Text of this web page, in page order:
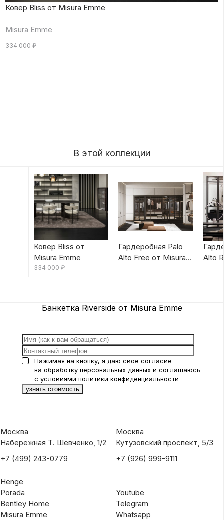
Ковер Bliss от Misura Emme
Misura Emme
334 000 ₽
В этой коллекции
Ковер Bliss от
Misura Emme
334 000 ₽
Гардеробная Palo
Alto Free от Misura
Alto
Банкетка Riverside от Misura Emme
Нажимая на кнопку, я даю свое согласие
на обработку персональных данных и соглашаюсь
с условиями политики конфиденциальности
Москва
Набережная Т. Шевченко, 1/2
+7 (499) 243-0779
Москва
Кутузовский проспект, 5/3
+7 (926) 999-9111
Henge
Porada
Bentley Home
Misura Emme
Youtube
Telegram
Whatsapp